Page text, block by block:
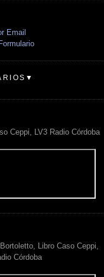
Email
Ceppi, LV3 Radio Córdoba
Libro Caso Ceppi,
Córdoba